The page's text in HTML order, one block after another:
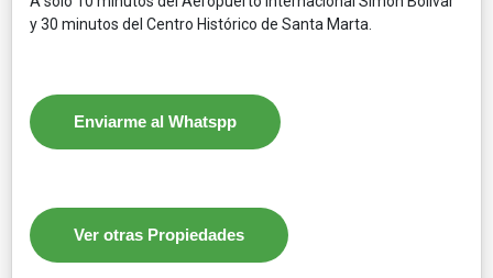
y 30 minutos del Centro Histórico de Santa Marta.
Enviarme al Whatspp
Ver otras Propiedades